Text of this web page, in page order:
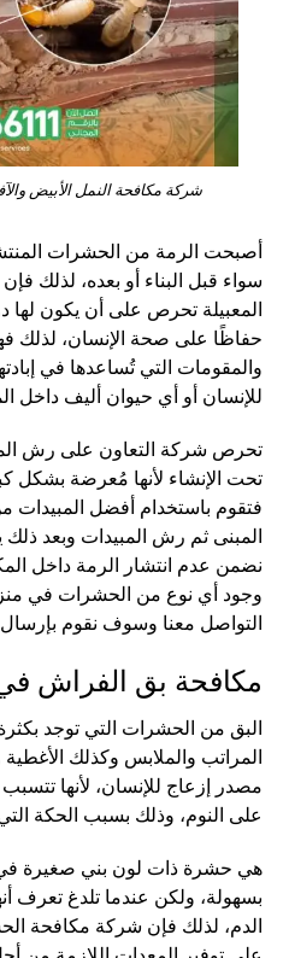
شركة مكافحة النمل الأبيض
أصبحت الرمة من الحشرات
سواء قبل البناء أو بعده، لذلك
المعبيلة تحرص على أن يكون لها
حفاظًا على صحة الإنسان، لذلك
والمقومات التي تُساعدها في
للإنسان أو أي حيوان أليف داخل
تحرص شركة التعاون على رش
تحت الإنشاء لأنها مُعرضة بشكل
فتقوم باستخدام أفضل
المبنى ثم رش المبيدات وبعد ذلك
نضمن عدم انتشار الرمة داخل
وجود أي نوع من الحشرات في
التواصل معنا وسوف نقوم
مكافحة بق الفراش في
البق من الحشرات التي توجد
المراتب والملابس وكذلك
مصدر إزعاج للإنسان، لأنها
على النوم، وذلك بسبب الحكة
هي حشرة ذات لون بني صغيرة في
بسهولة، ولكن عندما تلدغ تعرف
الدم، لذلك فإن شركة مكافحة